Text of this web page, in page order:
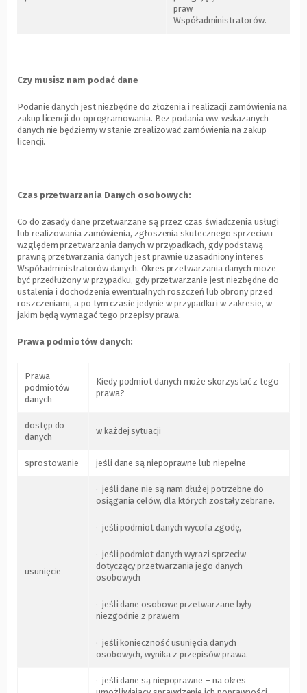
praw
Współadministratorów.
Czy musisz nam podać dane
Podanie danych jest niezbędne do złożenia i realizacji zamówienia na
zakup licencji do oprogramowania. Bez podania ww. wskazanych
danych nie będziemy w stanie zrealizować zamówienia na zakup
licencji.
Czas przetwarzania Danych osobowych:
Co do zasady dane przetwarzane są przez czas świadczenia usługi
lub realizowania zamówienia, zgłoszenia skutecznego sprzeciwu
względem przetwarzania danych w przypadkach, gdy podstawą
prawną przetwarzania danych jest prawnie uzasadniony interes
Współadministratorów danych. Okres przetwarzania danych może
być przedłużony w przypadku, gdy przetwarzanie jest niezbędne do
ustalenia i dochodzenia ewentualnych roszczeń lub obrony przed
roszczeniami, a po tym czasie jedynie w przypadku i w zakresie, w
jakim będą wymagać tego przepisy prawa.
Prawa podmiotów danych:
Prawa
podmiotów
danych
Kiedy podmiot danych może skorzystać z tego
prawa?
dostęp do
danych
w każdej sytuacji
sprostowanie jeśli dane są niepoprawne lub niepełne
usunięcie
· jeśli dane nie są nam dłużej potrzebne do
osiągania celów, dla których zostały zebrane.
· jeśli podmiot danych wycofa zgodę,
· jeśli podmiot danych wyrazi sprzeciw
dotyczący przetwarzania jego danych
osobowych
· jeśli dane osobowe przetwarzane były
niezgodnie z prawem
· jeśli konieczność usunięcia danych
osobowych, wynika z przepisów prawa.
· jeśli dane są niepoprawne – na okres